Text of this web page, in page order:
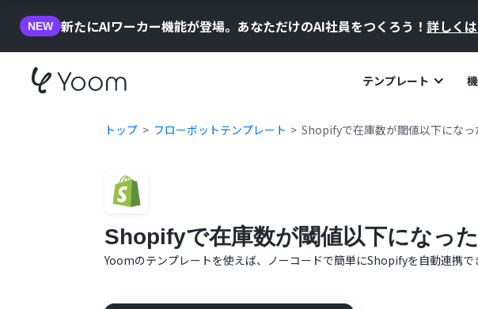
NEW 新たにAIワーカー機能が登場。あなただけのAI社員をつくろう！ 詳しく
テンプレート
トップ フローボットテンプレート Shopifyで在庫数が閾値以下にな
Shopifyで在庫数が閾値以下になっ
Yoomのテンプレートを使えば、ノーコードで簡単にShopifyを自動連携で